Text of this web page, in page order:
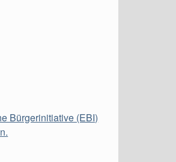
Bürgerinitiative (EBI)